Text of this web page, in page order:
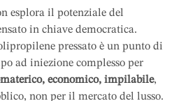
esplora il potenziale del
in chiave democratica.
pressato è un punto di
ad iniezione complesso per
economico, impilabile,
non per il mercato del lusso.